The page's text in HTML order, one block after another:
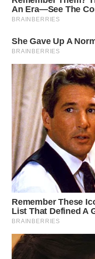
BINJAI
WN
CIREBON
WN
INDRAMAYU
WN
KUNINGAN
WN
MAJALENGKA
WN
SUBANG
WN
SUKABUMI